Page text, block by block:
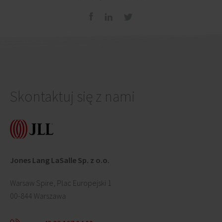
Skontaktuj się z nami
Jones Lang LaSalle Sp. z o.o.
Warsaw Spire, Plac Europejski 1
00-844 Warszawa